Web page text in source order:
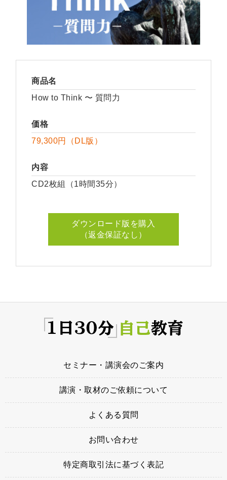
商品名
How to Think 〜 質問力
価格
79,300円（DL版）
内容
CD2枚組（1時間35分）
ダウンロード版を購入
（返金保証なし）
セミナー・講演会のご案内
講演・取材のご依頼について
よくある質問
お問い合わせ
特定商取引法に基づく表記